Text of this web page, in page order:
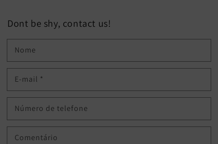
Dont be shy, contact us!
Nome
E-mail *
Número de telefone
Comentário